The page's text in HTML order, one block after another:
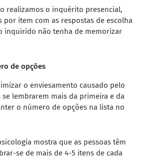
realizamos o inquérito presencial,
por item com as respostas de escolha
inquirido não tenha de memorizar
de opções
o enviesamento causado pelo
se lembrarem mais da primeira e da
o número de opções na lista no
mostra que as pessoas têm
se de mais de 4-5 itens de cada